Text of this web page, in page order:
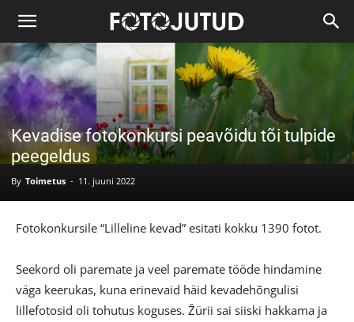
Kevadise fotokonkursi peavõidu tõi tulpide
peegeldus
By Toimetus - 11. juuni 2022
Fotokonkursile “Lilleline kevad” esitati kokku 1390 fotot.
Seekord oli paremate ja veel paremate tööde hindamine
väga keerukas, kuna erinevaid häid kevadehõngulisi
lillefotosid oli tohutus koguses. Žürii sai siiski hakkama ja